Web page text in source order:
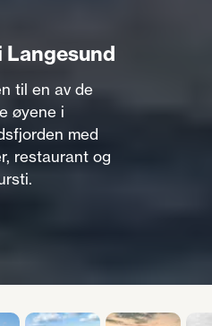
Langesund
til en av de
øyene i
med
restaurant og